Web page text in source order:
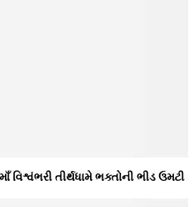
વિશ્વંભરી તીર્થધામે ભક્‍તોની ભીડ ઉમટી